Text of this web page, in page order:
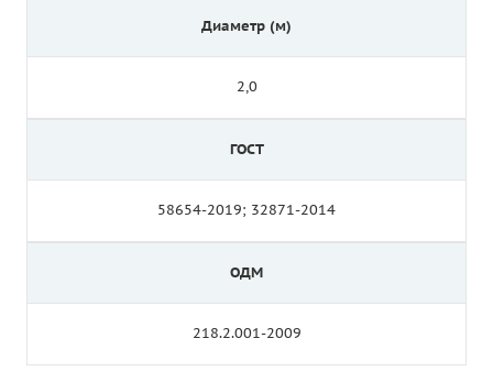
Диаметр (м)
2,0
ГОСТ
58654-2019; 32871-2014
ОДМ
218.2.001-2009